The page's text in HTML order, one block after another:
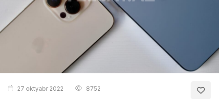
27 oktyabr 2022 8752